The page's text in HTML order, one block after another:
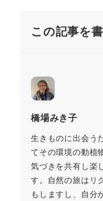
この記事を
橋場みき子
生きものに出会う
てその環境の動植
気づきを共有し楽
す。自然の旅はリ
もしますし、自分